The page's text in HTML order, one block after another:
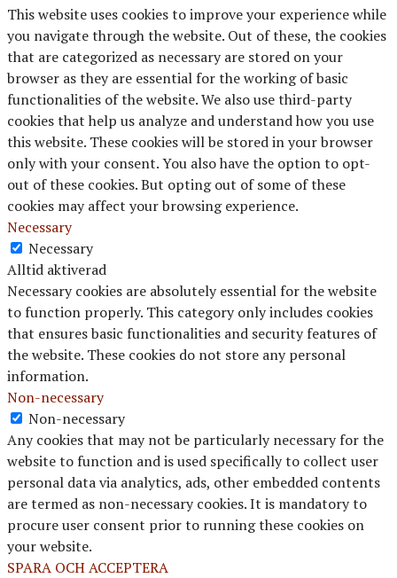
This website uses cookies to improve your experience while
you navigate through the website. Out of these, the cookies
that are categorized as necessary are stored on your
browser as they are essential for the working of basic
functionalities of the website. We also use third-party
cookies that help us analyze and understand how you use
this website. These cookies will be stored in your browser
only with your consent. You also have the option to opt-
out of these cookies. But opting out of some of these
cookies may affect your browsing experience.
Necessary
Necessary
Alltid aktiverad
Necessary cookies are absolutely essential for the website
to function properly. This category only includes cookies
that ensures basic functionalities and security features of
the website. These cookies do not store any personal
information.
Non-necessary
Non-necessary
Any cookies that may not be particularly necessary for the
website to function and is used specifically to collect user
personal data via analytics, ads, other embedded contents
are termed as non-necessary cookies. It is mandatory to
procure user consent prior to running these cookies on
your website.
SPARA OCH ACCEPTERA